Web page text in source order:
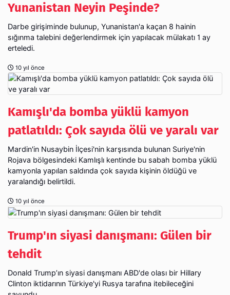
Yunanistan Neyin Peşinde?
Darbe girişiminde bulunup, Yunanistan'a kaçan 8 hainin
sığınma talebini değerlendirmek için yapılacak mülakatı 1 ay
erteledi.
10 yıl önce
Kamışlı'da bomba yüklü kamyon
patlatıldı: Çok sayıda ölü ve yaralı var
Mardin'in Nusaybin İlçesi'nin karşısında bulunan Suriye'nin
Rojava bölgesindeki Kamlışlı kentinde bu sabah bomba yüklü
kamyonla yapılan saldırıda çok sayıda kişinin öldüğü ve
yaralandığı belirtildi.
10 yıl önce
Trump'ın siyasi danışmanı: Gülen bir
tehdit
Donald Trump’ın siyasi danışmanı ABD'de olası bir Hillary
Clinton iktidarının Türkiye'yi Rusya tarafına itebileceğini